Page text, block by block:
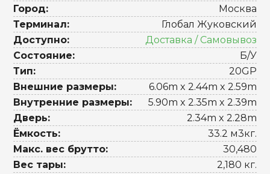
Город:
Москва
Терминал:
Глобал Жуковский
Доступно:
Доставка / Самовывоз
Состояние:
Б/У
Тип:
20GP
Внешние размеры:
6.06m x 2.44m x 2.59m
Внутренние размеры:
5.90m x 2.35m x 2.39m
Дверь:
2.34m x 2.28m
Ёмкость:
33.2 м3кг.
Макс. вес брутто:
30,480
Вес тары:
2,180 кг.